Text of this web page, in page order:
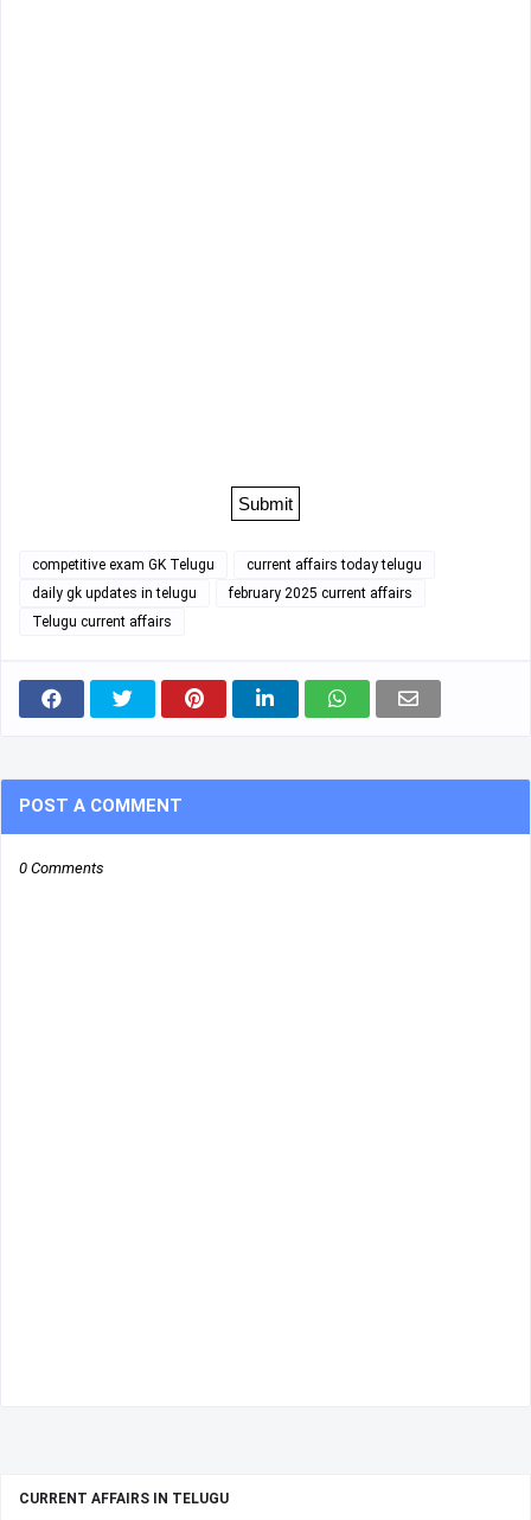
competitive exam GK Telugu
current affairs today telugu
daily gk updates in telugu
february 2025 current affairs
Telugu current affairs
POST A COMMENT
0 Comments
CURRENT AFFAIRS IN TELUGU